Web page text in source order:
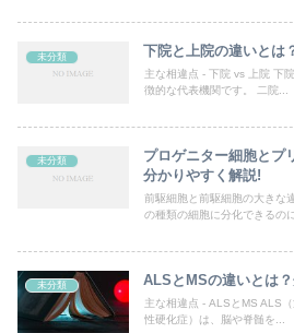
未分類 下院と上院の違いとは
主な相違点 - 下院 vs 上院 下
徴的な代表機関です。 二院...
未分類
プロゲニター細胞とプ
分かりやすく解説!
前駆細胞と前駆細胞の大きな
の種類の細胞に分化できるの
未分類 ALSとMSの違いとは
主な相違点 - ALSとMS ALS
性硬化症）は、脳や脊髄を...